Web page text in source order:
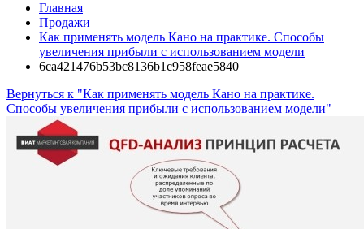
Главная
Продажи
Как применять модель Кано на практике. Способы
увеличения прибыли с использованием модели
6ca421476b53bc8136b1c958feae5840
Вернуться к "Как применять модель Кано на практике.
Способы увеличения прибыли с использованием модели"